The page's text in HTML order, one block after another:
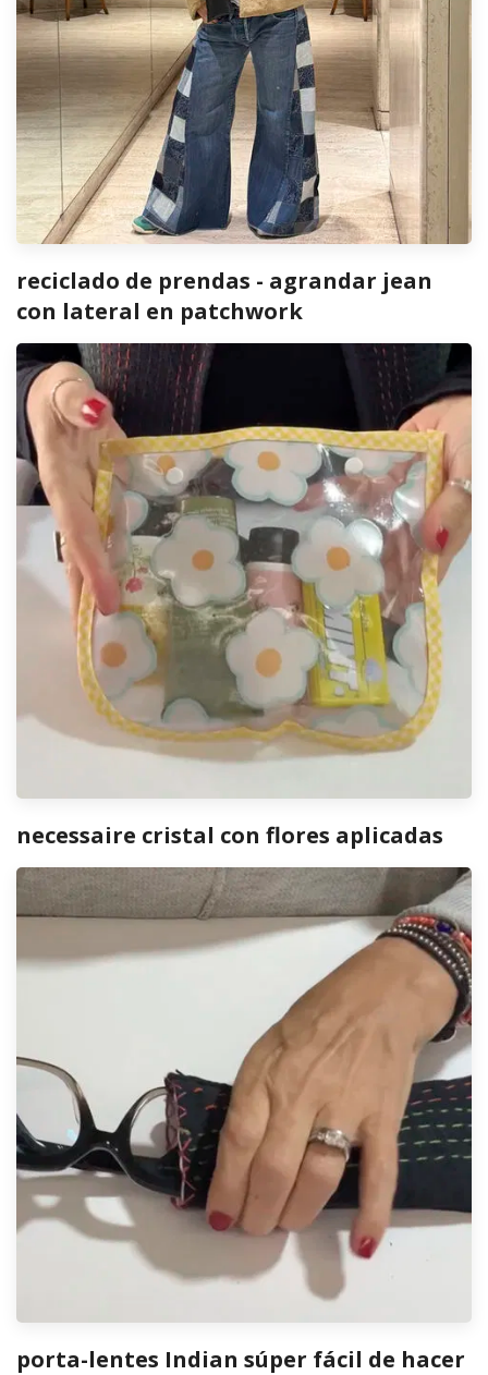
reciclado de prendas - agrandar jean
con lateral en patchwork
necessaire cristal con flores aplicadas
porta-lentes Indian súper fácil de hacer